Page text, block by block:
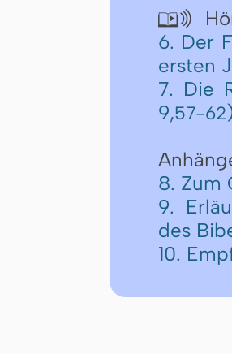

6. Der
ersten
7. Die
9,57-62
8. Zum
9.
des
10.